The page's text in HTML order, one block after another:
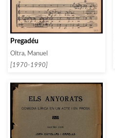
Pregadéu
Oltra, Manuel
[1970-1990]